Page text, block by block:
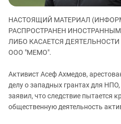
Карачаево-Черкесия
Краснодарский край
Нагорный Карабах
Ростовская область
Северная Осетия - Алания
СКФО
НАСТОЯЩИЙ МАТЕРИАЛ
РАСПРОСТРАНЕН
ЛИБО КАСАЕТСЯ
ООО "МЕМО".
Активист Асеф Ахмедов,
делу о западных грантах для НПО,
заявил, что следствие пытается
общественную деятельность